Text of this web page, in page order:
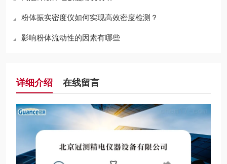
粉体振实密度仪如何实现高效密度检测？
影响粉体流动性的因素有哪些
详细介绍 在线留言